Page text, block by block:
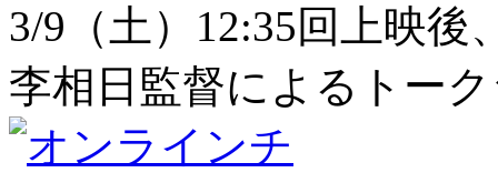
3/9（土）12:35回上映後
李相日監督によるトー